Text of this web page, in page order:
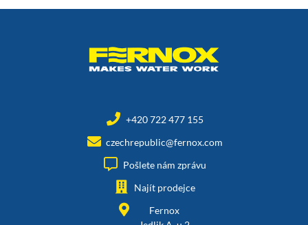
+420 722 477 155
czechrepublic@fernox.com
Pošlete nám zprávu
Najít prodejce
Fernox